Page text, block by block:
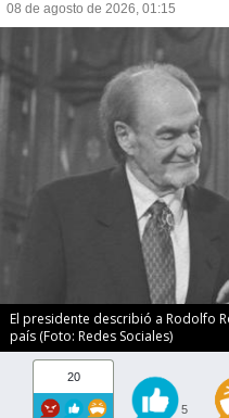
08 de agosto de 2026, 01:15
El presidente describió a Rodolfo
país (Foto: Redes Sociales)
20
5